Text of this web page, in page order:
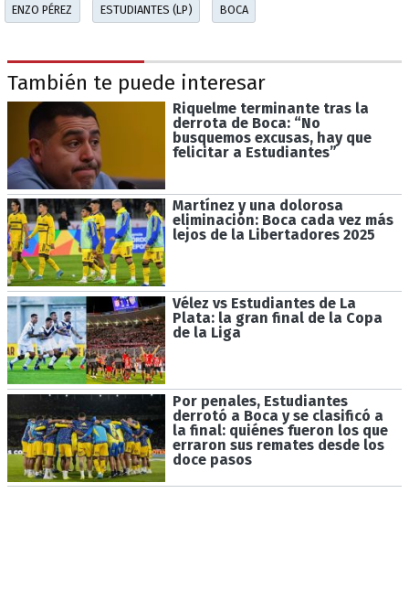
ENZO PÉREZ ESTUDIANTES (LP) BOCA
También te puede interesar
Riquelme terminante tras la
derrota de Boca: “No
busquemos excusas, hay que
felicitar a Estudiantes”
Martínez y una dolorosa
eliminación: Boca cada vez más
lejos de la Libertadores 2025
Vélez vs Estudiantes de La
Plata: la gran final de la Copa
de la Liga
Por penales, Estudiantes
derrotó a Boca y se clasificó a
la final: quiénes fueron los que
erraron sus remates desde los
doce pasos